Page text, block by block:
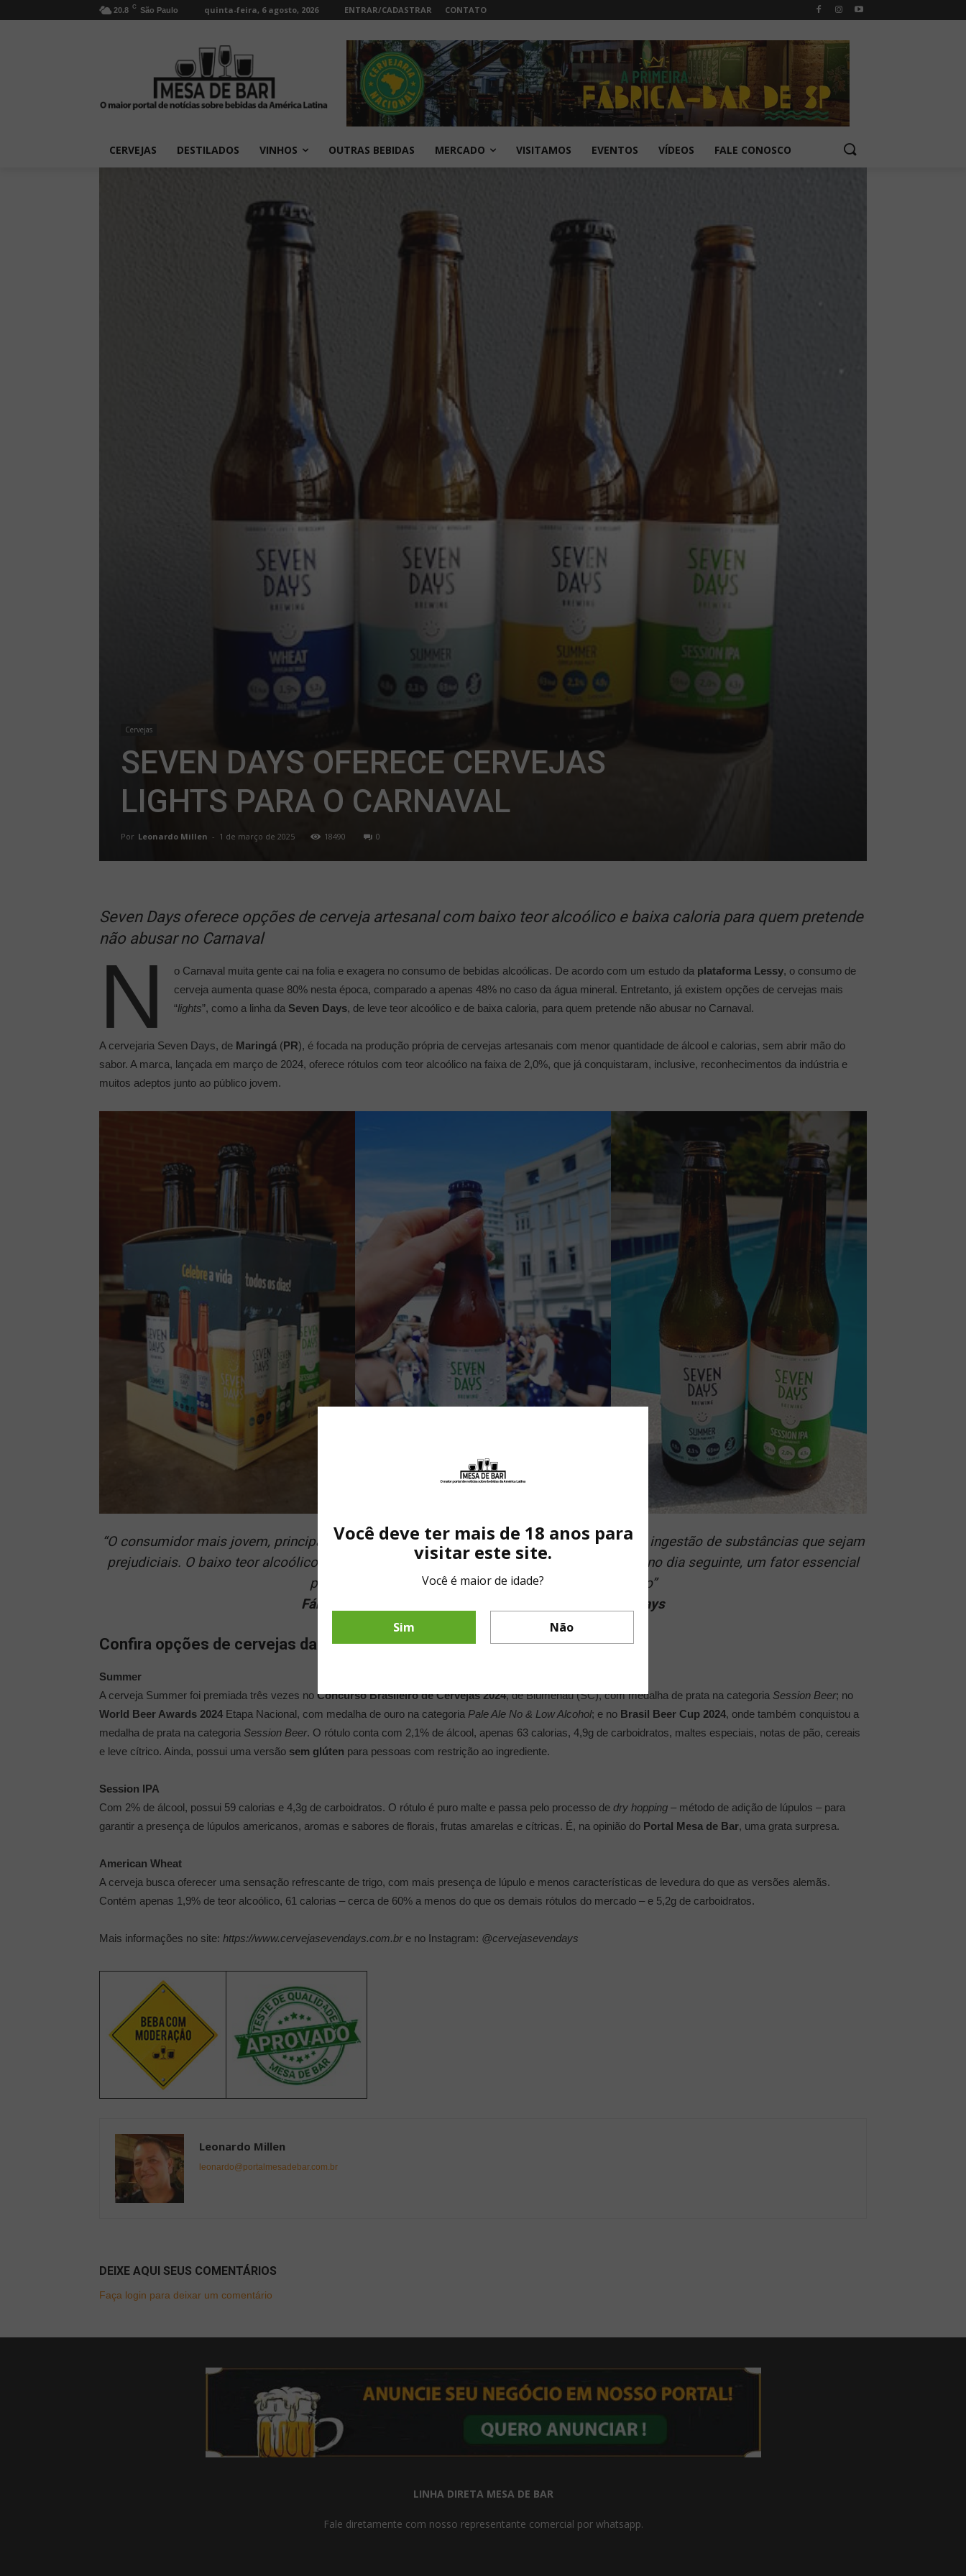
20.8 C São Paulo quinta-feira, 6 agosto, 2026 ENTRAR/CADASTRAR CONTATO
CERVEJAS DESTILADOS VINHOS OUTRAS BEBIDAS MERCADO VISITAMOS EVENTOS VÍDEOS FALE CONOSCO
Cervejas
SEVEN DAYS OFERECE CERVEJAS
LIGHTS PARA O CARNAVAL
Por Leonardo Millen - 1 de março de 2025 18490 0
Seven Days oferece opções de cerveja artesanal com baixo teor alcoólico e baixa caloria para quem pretende
não abusar no Carnaval
N o Carnaval muita gente cai na folia e exagera no consumo de bebidas alcoólicas. De acordo com um estudo da plataforma Lessy, o consumo de
cerveja aumenta quase 80% nesta época, comparado a apenas 48% no caso da água mineral. Entretanto, já existem opções de cervejas mais
“lights”, como a linha da Seven Days, de leve teor alcoólico e de baixa caloria, para quem pretende não abusar no Carnaval.
A cervejaria Seven Days, de Maringá (PR), é focada na produção própria de cervejas artesanais com menor quantidade de álcool e calorias, sem abrir mão do
sabor. A marca, lançada em março de 2024, oferece rótulos com teor alcoólico na faixa de 2,0%, que já conquistaram, inclusive, reconhecimentos da indústria e
muitos adeptos junto ao público jovem.
“O consumidor mais jovem, principalmente entre 18 e 30 anos, está optando por reduzir a ingestão de substâncias que sejam
prejudiciais. O baixo teor alcoólico minimiza os efeitos da embriaguez e do desconforto no dia seguinte, um fator essencial
para quem deseja curtir os dias de folia com disposição”
Fábio Bacarin, mestre cervejeiro e fundador da Seven Days
Confira opções de cervejas da Seven Days
Summer
A cerveja Summer foi premiada três vezes no Concurso Brasileiro de Cervejas 2024, de Blumenau (SC), com medalha de prata na categoria Session Beer; no
World Beer Awards 2024 Etapa Nacional, com medalha de ouro na categoria Pale Ale No & Low Alcohol; e no Brasil Beer Cup 2024, onde também conquistou a
medalha de prata na categoria Session Beer. O rótulo conta com 2,1% de álcool, apenas 63 calorias, 4,9g de carboidratos, maltes especiais, notas de pão, cereais
e leve cítrico. Ainda, possui uma versão sem glúten para pessoas com restrição ao ingrediente.
Session IPA
Com 2% de álcool, possui 59 calorias e 4,3g de carboidratos. O rótulo é puro malte e passa pelo processo de dry hopping – método de adição de lúpulos – para
garantir a presença de lúpulos americanos, aromas e sabores de florais, frutas amarelas e cítricas. É, na opinião do Portal Mesa de Bar, uma grata surpresa.
American Wheat
A cerveja busca oferecer uma sensação refrescante de trigo, com mais presença de lúpulo e menos características de levedura do que as versões alemãs.
Contém apenas 1,9% de teor alcoólico, 61 calorias – cerca de 60% a menos do que os demais rótulos do mercado – e 5,2g de carboidratos.
Mais informações no site: https://www.cervejasevendays.com.bre no Instagram: @cervejasevendays
Leonardo Millen
leonardo@portalmesadebar.com.br
DEIXE AQUI SEUS COMENTÁRIOS
Faça login para deixar um comentário
LINHA DIRETA MESA DE BAR
Fale diretamente com nosso representante comercial por whatsapp.
Você deve ter mais de 18 anos para
visitar este site.
Você é maior de idade?
Sim Não